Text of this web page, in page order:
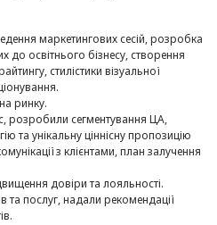
маркетингових сесій, розробка
до освітнього бізнесу, створення
стилістики візуальної
ринку.
розробили сегментування ЦА,
та унікальну ціннісну пропозицію
з клієнтами, план залучення
довіри та лояльності.
послуг, надали рекомендації